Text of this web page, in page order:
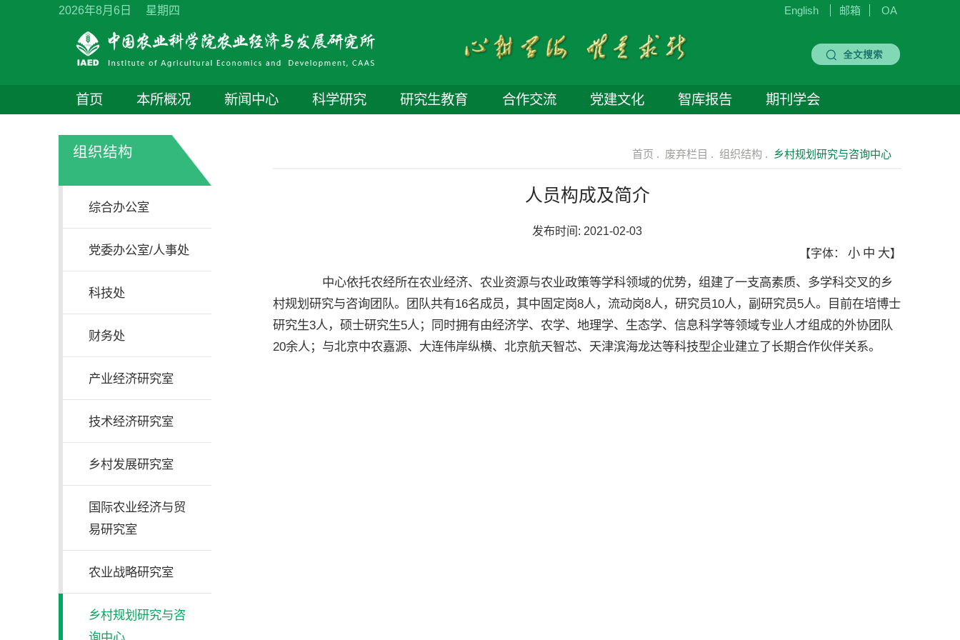
English 邮箱 OA
2026年8月6日 星期四
首页 本所概况 新闻中心 科学研究 研究生教育 合作交流 党建文化 智库报告 期刊学会
组织结构
综合办公室
党委办公室/人事处
科技处
财务处
产业经济研究室
技术经济研究室
乡村发展研究室
国际农业经济与贸
易研究室
农业战略研究室
乡村规划研究与咨
询中心
首页 . 废弃栏目 . 组织结构 . 乡村规划研究与咨询中心
人员构成及简介
发布时间: 2021-02-03
【字体： 小 中 大】
中心依托农经所在农业经济、农业资源与农业政策等学科领域的优势，组建了一支高素质、多学科交叉的乡
村规划研究与咨询团队。团队共有16名成员，其中固定岗8人，流动岗8人，研究员10人，副研究员5人。目前在培博士
研究生3人，硕士研究生5人；同时拥有由经济学、农学、地理学、生态学、信息科学等领域专业人才组成的外协团队
20余人；与北京中农嘉源、大连伟岸纵横、北京航天智芯、天津滨海龙达等科技型企业建立了长期合作伙伴关系。